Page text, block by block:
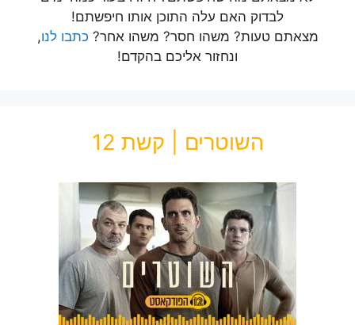
לבדוק האם עלה התוכן אותו חיפשתם!
מצאתם טעות? משהו חסר? משהו אחר? כתבו לנו,
ונחזור אליכם בהקדם!
השוטרים | קשת 12